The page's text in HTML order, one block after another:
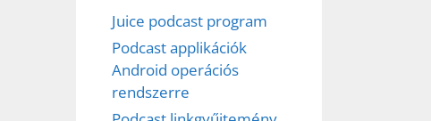
Juice podcast program
Podcast applikációk
Android operációs
rendszerre